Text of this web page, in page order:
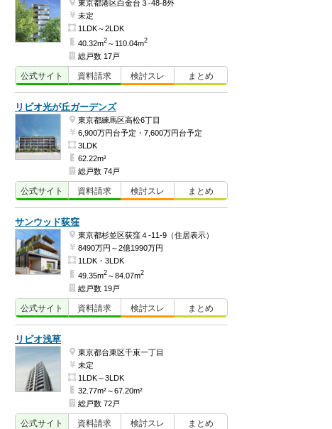
東京都港区白金台３-48-8外
未定
1LDK～2LDK
40.32m2 ～110.04m2
総戸数 17戸
公式サイト 資料請求 検討スレ まとめ
リビオ光が丘ガーデンズ
東京都練馬区高松6丁目
6,900万円台予定・7,600万円台予定
3LDK
62.22m²
総戸数 74戸
公式サイト 資料請求 検討スレ まとめ
サンウッド荻窪
東京都杉並区荻窪４-11-9（住居表示）
8490万円～2億1990万円
1LDK・3LDK
49.35m2 ～84.07m2
総戸数 19戸
公式サイト 資料請求 検討スレ まとめ
リビオ浅草
東京都台東区千束一丁目
未定
1LDK～3LDK
32.77m²～67.20m²
総戸数 72戸
公式サイト 資料請求 検討スレ まとめ